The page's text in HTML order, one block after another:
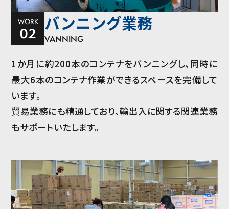
WORK
02 バンニング業務
VANNING
1か月に約200本のコンテナをバンニングし、同時に
最大6本のコンテナ作業ができるスペースを完備して
います。
貿易業務にも精通しており、輸出入に関する関連業務
もサポートいたします。